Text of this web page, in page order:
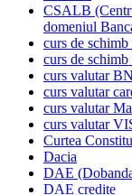
CSALB
domeniul
curs de
curs de
curs valutar
curs valutar
curs valutar
curs valutar
Curtea
Dacia
DAE
DAE credite